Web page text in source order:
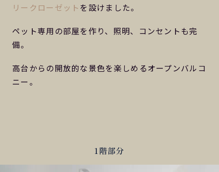
リークローゼット を設けました。
ペット専用の部屋を作り、照明、コンセントも完
備。
高台からの開放的な景色を楽しめるオープンバルコ
ニー。
1階部分